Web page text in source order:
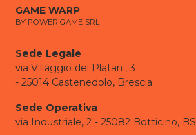
GAME WARP
BY POWER GAME SRL
Sede Legale
via Villaggio dei Platani, 3
- 25014 Castenedolo, Brescia
Sede Operativa
via Industriale, 2 - 25082 Botticino, BS